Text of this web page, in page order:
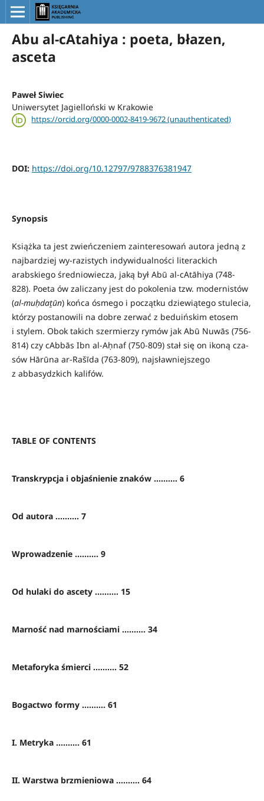
Abu al-cAtahiya : poeta, błazen,
asceta
Paweł Siwiec
Uniwersytet Jagielloński w Krakowie
https://orcid.org/0000-0002-8419-9672 (unauthenticated)
DOI: https://doi.org/10.12797/9788376381947
Synopsis
Książka ta jest zwieńczeniem zainteresowań autora jedną z
najbardziej wy-razistych indywidualności literackich
arabskiego średniowiecza, jaką był Abū al-cAtāhiya (748-
828). Poeta ów zaliczany jest do pokolenia tzw. modernistów
(al-muḥdaṯūn) końca ósmego i początku dziewiątego stulecia,
którzy postanowili na dobre zerwać z beduińskim etosem
i stylem. Obok takich szermierzy rymów jak Abū Nuwās (756-
814) czy cAbbās Ibn al-Aḥnaf (750-809) stał się on ikoną cza-
sów Hārūna ar-Rašīda (763-809), najsławniejszego
z abbasydzkich kalifów.
TABLE OF CONTENTS
Transkrypcja i objaśnienie znaków .......... 6
Od autora .......... 7
Wprowadzenie .......... 9
Od hulaki do ascety .......... 15
Marność nad marnościami .......... 34
Metaforyka śmierci .......... 52
Bogactwo formy .......... 61
I. Metryka .......... 61
II. Warstwa brzmieniowa .......... 64